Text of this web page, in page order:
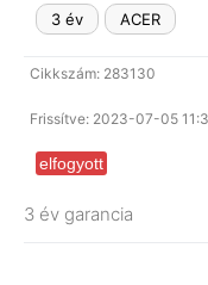
3 év ACER
Cikkszám: 283130
Frissítve: 2023-07-05
elfogyott
3 év garancia